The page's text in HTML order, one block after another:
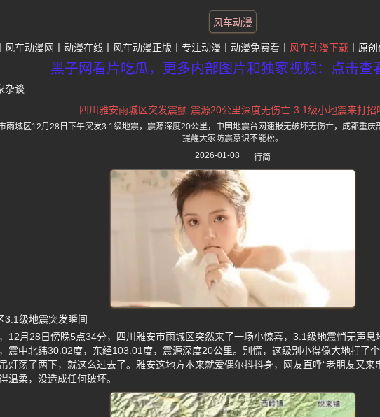
风车动漫
风车动漫网 动漫在线 风车动漫正版 专注动漫 动漫免费看 风车动漫下载 原
黑子网看片吃瓜，更多内部图片和独家视频：点击查
杂谈
四川雅安雨城区突发震颤-震源20公里深度无伤亡-3.1级小地震来打招
雨城区12月28日下午突发3.1级地震，震源深度20公里，中国地震台网速报无破坏无伤亡，成都重庆
提醒大家防震意识不能松。
2026-01-08
行简
3.1级地震突发瞬间
12月28日傍晚5点34分，四川雅安市雨城区突然来了一场小惊喜，3.1级地震悄无声息
震中北纬30.02度，东经103.01度，震源深度20公里。别慌，这级别小得像大地打了
灯荡了两下，就这么过去了。雅安这地方本来就爱偶尔抖抖身，网友直呼“老朋友又来
温柔，没造成任何破坏。